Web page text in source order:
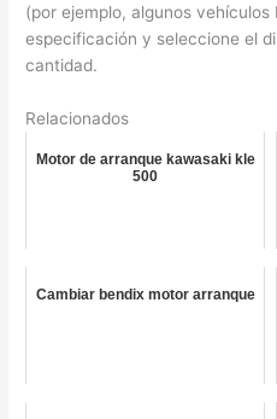
(por ejemplo, algunos
especificación y seleccione el
cantidad.
Relacionados
Motor de arranque kawasaki kle
500
Cambiar bendix motor arranque